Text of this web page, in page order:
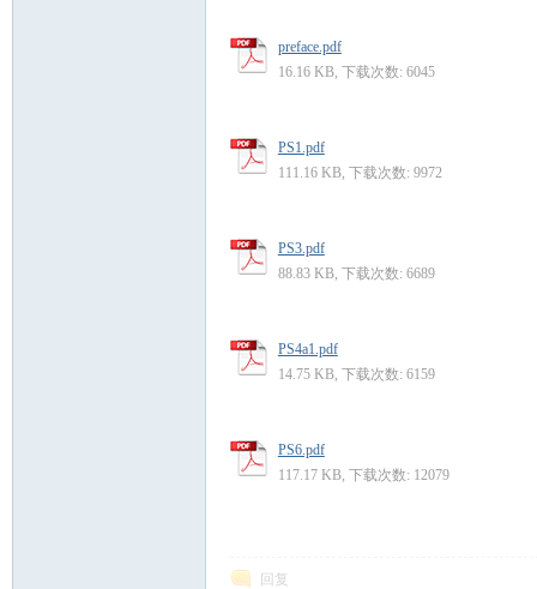
preface.pdf
16.16 KB, 下载次数: 6045
PS1.pdf
111.16 KB, 下载次数: 9972
PS3.pdf
88.83 KB, 下载次数: 6689
PS4a1.pdf
14.75 KB, 下载次数: 6159
PS6.pdf
117.17 KB, 下载次数: 12079
回复